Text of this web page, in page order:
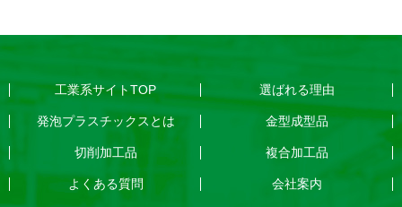
工業系サイトTOP 選ばれる理由
発泡プラスチックスとは 金型成型品
切削加工品 複合加工品
よくある質問 会社案内